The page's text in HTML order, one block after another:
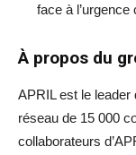
face à l’urgence
À propos du
APRIL est le
réseau de 15 000
collaborateurs